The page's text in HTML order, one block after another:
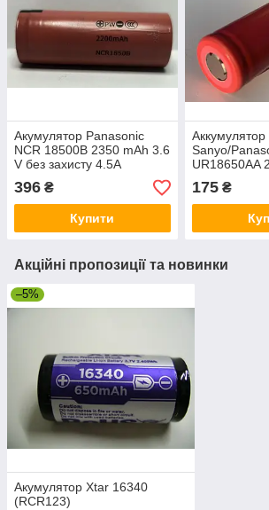
Акумулятор Panasonic
NCR 18500B 2350 mAh 3.6
V без захисту 4.5A
396 ₴
Купити
Аккумулятор
Sanyo/
UR18650AA
175₴
Акційні пропозиції та новинки
–5%
Акумулятор Xtar 16340
(RCR123)